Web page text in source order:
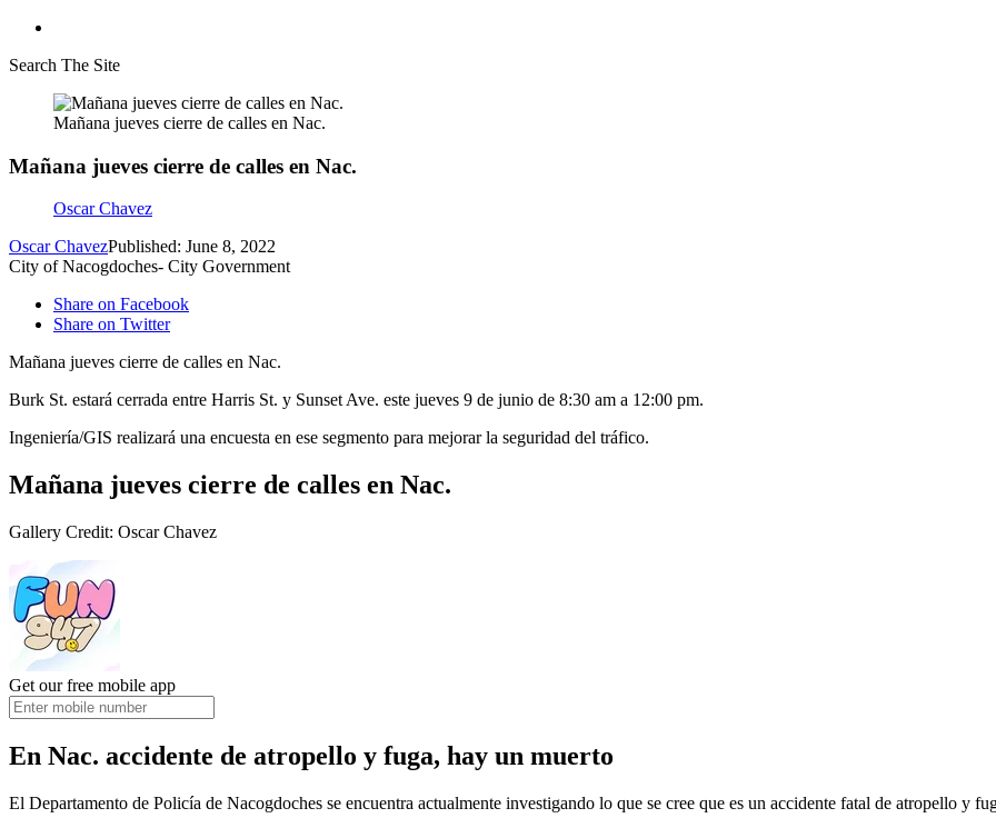
Search The Site
Mañana jueves cierre de calles en Nac.
Mañana jueves cierre de calles en Nac.
Oscar Chavez
Oscar ChavezPublished: June 8, 2022
City of Nacogdoches- City Government
Share on Facebook
Share on Twitter
Mañana jueves cierre de calles en Nac.
Burk St. estará cerrada entre Harris St. y Sunset Ave. este jueves 9 de junio de 8:30 am a 12:00 pm.
Ingeniería/GIS realizará una encuesta en ese segmento para mejorar la seguridad del tráfico.
Mañana jueves cierre de calles en Nac.
Gallery Credit: Oscar Chavez
Get our free mobile app
En Nac. accidente de atropello y fuga, hay un muerto
El Departamento de Policía de Nacogdoches se encuentra actualmente investigando lo que se cree que es un accidente fatal de atropello y